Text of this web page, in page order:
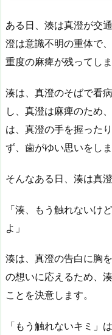
ある日、湊は真澄が交
澄は意識不明の重体で
重度の麻痺が残ってしま
湊は、真澄のそばで看
し、真澄は麻痺のため
は、真澄の手を握った
ず、歯がゆい思いをしま
そんなある日、湊は真
「湊、もう触れないけ
よ」
湊は、真澄の告白に胸
の想いに応えるため、
ことを決意します。
「もう触れないキミ」